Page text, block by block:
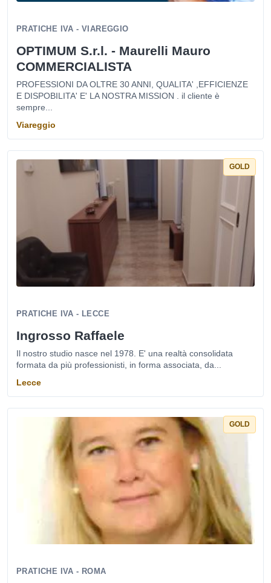
PRATICHE IVA - VIAREGGIO
OPTIMUM S.r.l. - Maurelli Mauro
COMMERCIALISTA
PROFESSIONI DA OLTRE 30 ANNI, QUALITA' ,EFFICIENZE
E DISPOBILITA' E' LA NOSTRA MISSION . il cliente è
sempre...
Viareggio
GOLD
PRATICHE IVA - LECCE
Ingrosso Raffaele
Il nostro studio nasce nel 1978. E' una realtà consolidata
formata da più professionisti, in forma associata, da...
Lecce
GOLD
PRATICHE IVA - ROMA